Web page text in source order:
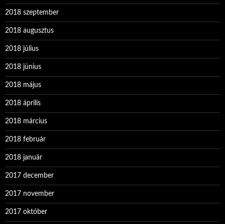
2018 szeptember
2018 augusztus
2018 július
2018 június
2018 május
2018 április
2018 március
2018 február
2018 január
2017 december
2017 november
2017 október